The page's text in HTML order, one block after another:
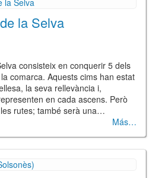
la Selva
consisteix en conquerir 5 dels
comarca. Aquests cims han estat
la seva rellevància i,
en cada ascens. Però
rutes; també serà una…
Más